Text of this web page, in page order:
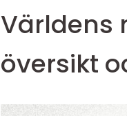
Världens
översikt